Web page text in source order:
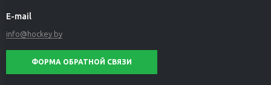
E-mail
info@hockey.by
ФОРМА ОБРАТНОЙ СВЯЗИ